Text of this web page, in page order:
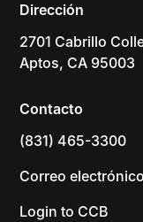
Dirección
2701 Cabrillo
Aptos, CA 95003
Contacto
(831) 465-3300
Correo
Login to CCB